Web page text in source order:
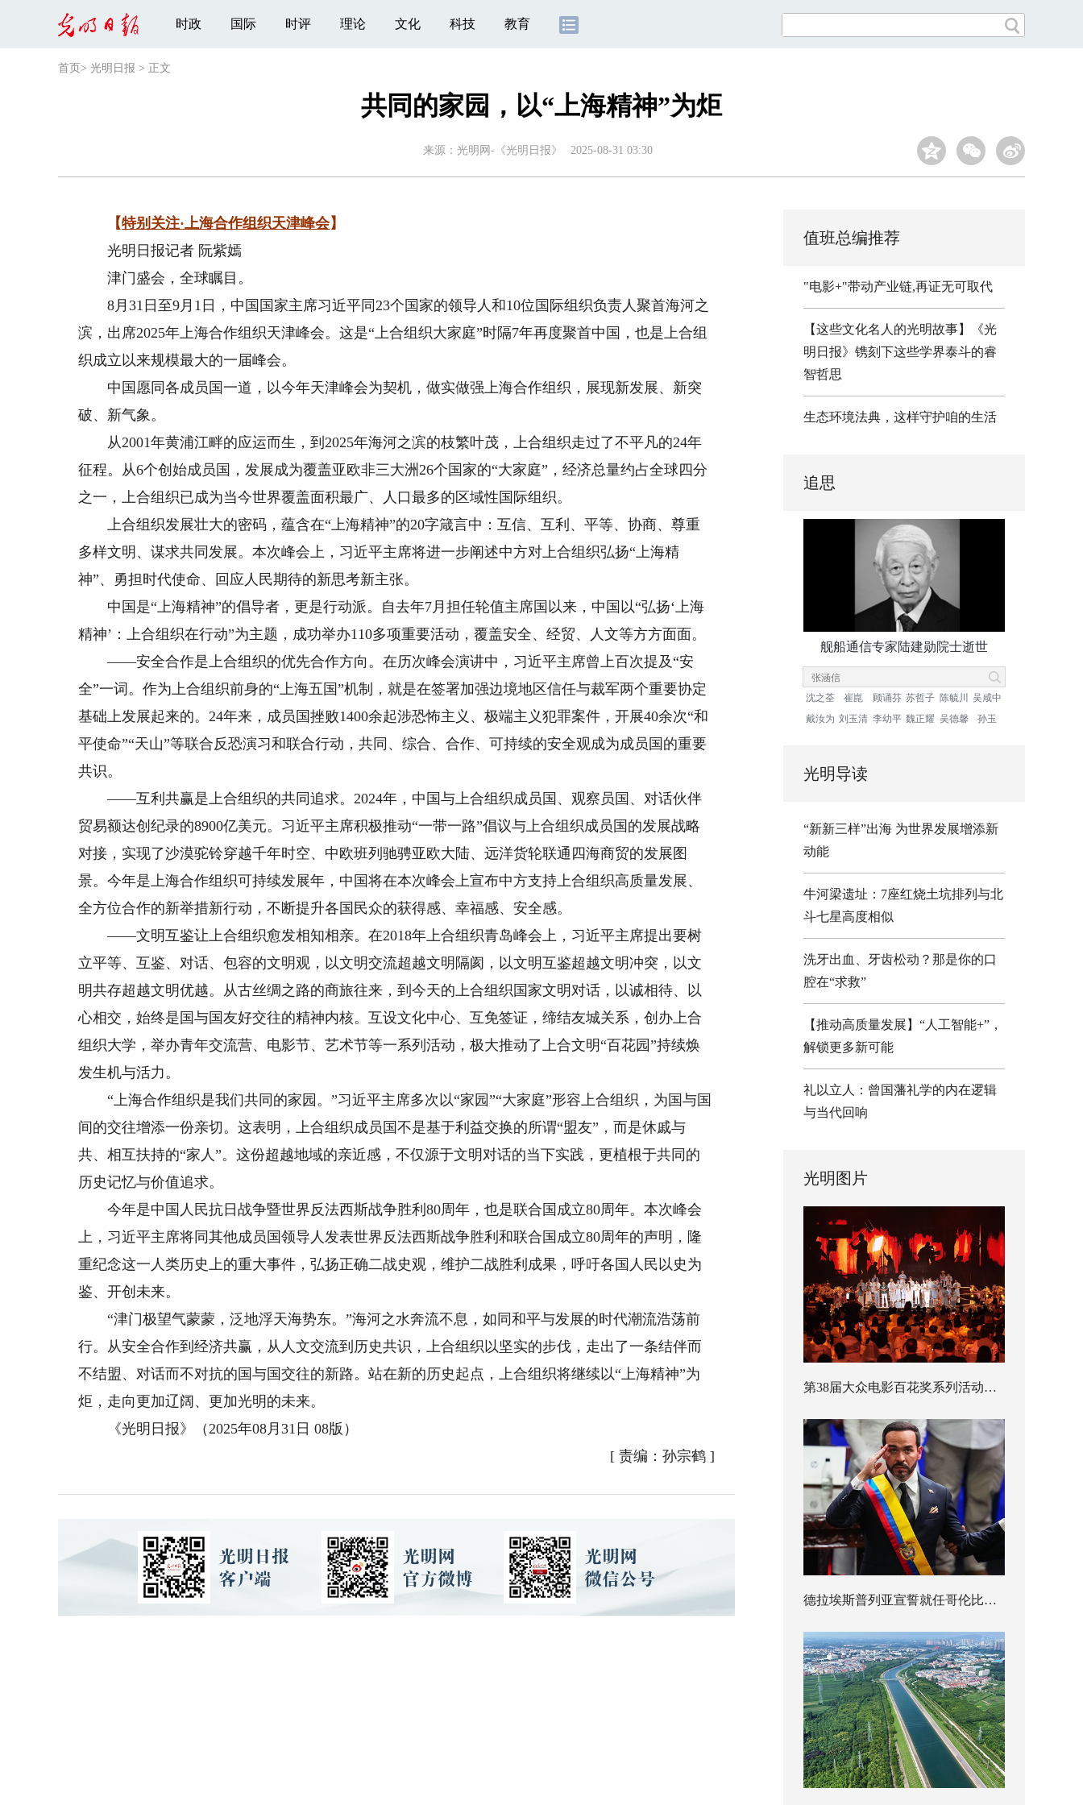
时政 国际 时评 理论 文化 科技 教育
首页 > 光明日报 > 正文
共同的家园，以“上海精神”为炬
来源： 光明网-《光明日报》 2025-08-31 03:30
【特别关注·上海合作组织天津峰会】
光明日报记者 阮紫嫣
津门盛会，全球瞩目。
8月31日至9月1日，中国国家主席习近平同23个国家的领导人和10位国际组织负责人聚首海河之
滨，出席2025年上海合作组织天津峰会。这是“上合组织大家庭”时隔7年再度聚首中国，也是上合组
织成立以来规模最大的一届峰会。
中国愿同各成员国一道，以今年天津峰会为契机，做实做强上海合作组织，展现新发展、新突
破、新气象。
从2001年黄浦江畔的应运而生，到2025年海河之滨的枝繁叶茂，上合组织走过了不平凡的24年
征程。从6个创始成员国，发展成为覆盖亚欧非三大洲26个国家的“大家庭”，经济总量约占全球四分
之一，上合组织已成为当今世界覆盖面积最广、人口最多的区域性国际组织。
上合组织发展壮大的密码，蕴含在“上海精神”的20字箴言中：互信、互利、平等、协商、尊重
多样文明、谋求共同发展。本次峰会上，习近平主席将进一步阐述中方对上合组织弘扬“上海精
神”、勇担时代使命、回应人民期待的新思考新主张。
中国是“上海精神”的倡导者，更是行动派。自去年7月担任轮值主席国以来，中国以“弘扬‘上海
精神’：上合组织在行动”为主题，成功举办110多项重要活动，覆盖安全、经贸、人文等方方面面。
——安全合作是上合组织的优先合作方向。在历次峰会演讲中，习近平主席曾上百次提及“安
全”一词。作为上合组织前身的“上海五国”机制，就是在签署加强边境地区信任与裁军两个重要协定
基础上发展起来的。24年来，成员国挫败1400余起涉恐怖主义、极端主义犯罪案件，开展40余次“和
平使命”“天山”等联合反恐演习和联合行动，共同、综合、合作、可持续的安全观成为成员国的重要
共识。
——互利共赢是上合组织的共同追求。2024年，中国与上合组织成员国、观察员国、对话伙伴
贸易额达创纪录的8900亿美元。习近平主席积极推动“一带一路”倡议与上合组织成员国的发展战略
对接，实现了沙漠驼铃穿越千年时空、中欧班列驰骋亚欧大陆、远洋货轮联通四海商贸的发展图
景。今年是上海合作组织可持续发展年，中国将在本次峰会上宣布中方支持上合组织高质量发展、
全方位合作的新举措新行动，不断提升各国民众的获得感、幸福感、安全感。
——文明互鉴让上合组织愈发相知相亲。在2018年上合组织青岛峰会上，习近平主席提出要树
立平等、互鉴、对话、包容的文明观，以文明交流超越文明隔阂，以文明互鉴超越文明冲突，以文
明共存超越文明优越。从古丝绸之路的商旅往来，到今天的上合组织国家文明对话，以诚相待、以
心相交，始终是国与国友好交往的精神内核。互设文化中心、互免签证，缔结友城关系，创办上合
组织大学，举办青年交流营、电影节、艺术节等一系列活动，极大推动了上合文明“百花园”持续焕
发生机与活力。
“上海合作组织是我们共同的家园。”习近平主席多次以“家园”“大家庭”形容上合组织，为国与国
间的交往增添一份亲切。这表明，上合组织成员国不是基于利益交换的所谓“盟友”，而是休戚与
共、相互扶持的“家人”。这份超越地域的亲近感，不仅源于文明对话的当下实践，更植根于共同的
历史记忆与价值追求。
今年是中国人民抗日战争暨世界反法西斯战争胜利80周年，也是联合国成立80周年。本次峰会
上，习近平主席将同其他成员国领导人发表世界反法西斯战争胜利和联合国成立80周年的声明，隆
重纪念这一人类历史上的重大事件，弘扬正确二战史观，维护二战胜利成果，呼吁各国人民以史为
鉴、开创未来。
“津门极望气蒙蒙，泛地浮天海势东。”海河之水奔流不息，如同和平与发展的时代潮流浩荡前
行。从安全合作到经济共赢，从人文交流到历史共识，上合组织以坚实的步伐，走出了一条结伴而
不结盟、对话而不对抗的国与国交往的新路。站在新的历史起点，上合组织将继续以“上海精神”为
炬，走向更加辽阔、更加光明的未来。
《光明日报》（2025年08月31日 08版）
[ 责编：孙宗鹤]
值班总编推荐
"电影+"带动产业链,再证无可取代
【这些文化名人的光明故事】《光
明日报》镌刻下这些学界泰斗的睿
智哲思
生态环境法典，这样守护咱的生活
追思
舰船通信专家陆建勋院士逝世
沈之荃 崔崑 顾诵芬 苏哲子 陈毓川
吴咸中
戴汝为 刘玉清 李幼平 魏正耀 吴德馨 孙玉
光明导读
“新新三样”出海 为世界发展增添新
动能
牛河梁遗址：7座红烧土坑排列与北
斗七星高度相似
洗牙出血、牙齿松动？那是你的口
腔在“求救”
【推动高质量发展】“人工智能+”，
解锁更多新可能
礼以立人：曾国藩礼学的内在逻辑
与当代回响
光明图片
第38届大众电影百花奖系列活动开幕
德拉埃斯普列亚宣誓就任哥伦比亚总统